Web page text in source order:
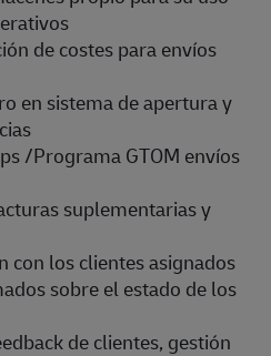
de costes para envíos
en sistema de apertura y
/Programa GTOM envíos
suplementarias y
con los clientes asignados
sobre el estado de los
de clientes, gestión